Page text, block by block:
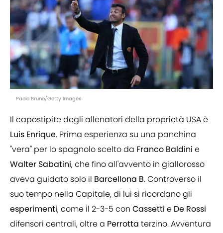
Paolo Bruno/Getty Images
Il capostipite degli allenatori della proprietà USA è
Luis Enrique. Prima esperienza su una panchina
"vera" per lo spagnolo scelto da Franco Baldini e
Walter Sabatini, che fino all'avvento in giallorosso
aveva guidato solo il Barcellona B. Controverso il
suo tempo nella Capitale, di lui si ricordano gli
esperimenti, come il 2-3-5 con Cassetti e De Rossi
difensori centrali, oltre a Perrotta terzino. Avventura